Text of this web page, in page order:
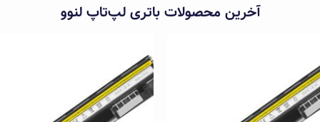
آخرین محصولات باتری لپ‌تاپ لنوو